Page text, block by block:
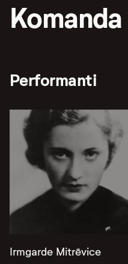
Komanda
Performanti
Irmgarde Mitrēvice